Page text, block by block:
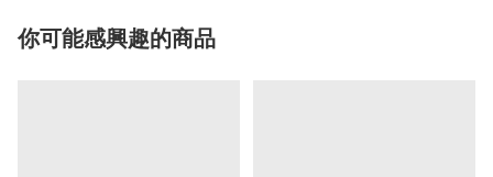
你可能感興趣的商品